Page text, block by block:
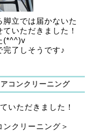
立では届かないた
いただきました！
(*^^)v
完了しそうです♪
コンクリーニング
いただきました！
クリーニング＞